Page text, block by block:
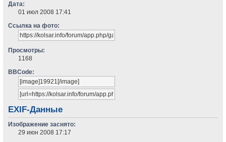
Дата:
01 июл 2008 17:41
Ссылка на фото:
Просмотры:
1168
BBCode:
EXIF-Данные
Изображение заснято:
29 июн 2008 17:17